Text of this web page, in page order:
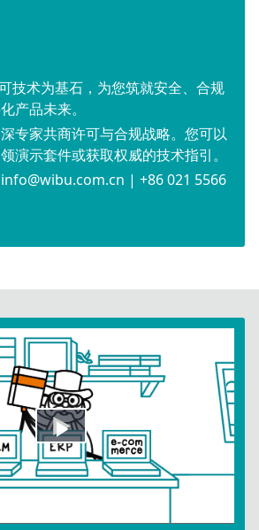
技术为基石，为您筑就安全、合规
产品未来。
专家共商许可与合规战略。您可以
演示套件或获取权威的技术指引。
| +86 021 5566
Play
Video